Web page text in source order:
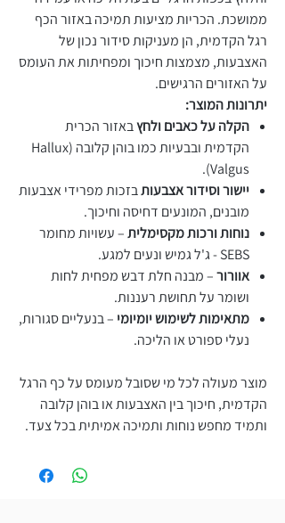
ממושכת. הכריות מציעות תמיכה באזור הכף
רגל הקדמית, הן מעניקות סידור נכון של
האצבעות, מצמצות חיכוך ומפחיתות את העומס
על האזורים הרגישים.
יתרונות המוצר:
הקלה על כאבים ולחץבאזור הכרית
הקדמית ובבעיות כמו בוהן קלובה (Hallux
Valgus).
יישור וסידור אצבעותבזכות מפרידי אצבעות
מובנים, המונעים דחיסה וחיכוך.
נוחות ורכות מקסימלית– עשויות מחומר
SEBS - ג'ל גמיש ונעים למגע.
אוורור– מבנה חלת דבש מפחית לחות
ושומר על תחושת רעננות.
מתאימות לשימוש יומיומי – בנעליים סגורות,
נעלי ספורט או הליכה.
מוצר מעולה לכל מי שסובל מעומס על כף הרגל
הקדמית, חיכוך בין האצבעות או בוהן קלובה
ותמיד מחפש נוחות ותמיכה אמיתית בכל צעד.